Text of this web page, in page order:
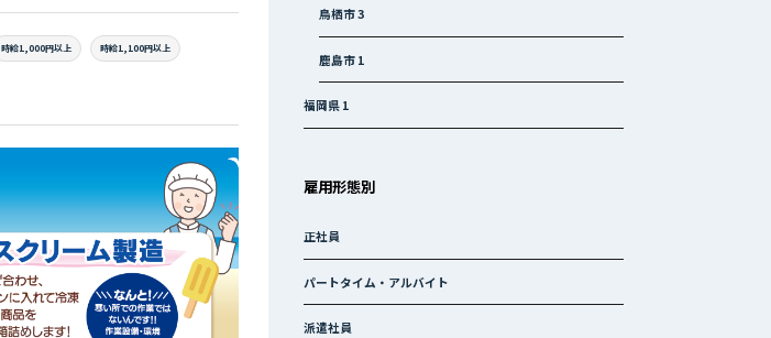
時給1,000円以上 時給1,100円以上
鳥栖市3
鹿島市 1
福岡県 1
雇用形態別
正社員
パートタイム・アルバイト
派遣社員